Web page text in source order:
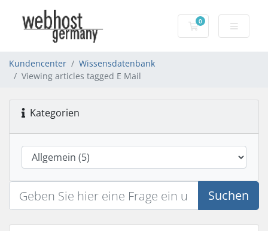
0
Warenkorb
Kundencenter
Wissensdatenbank
Viewing articles tagged E Mail
Kategorien
Suchen